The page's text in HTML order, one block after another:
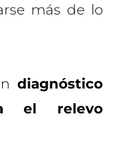
más de lo
diagnóstico
el relevo